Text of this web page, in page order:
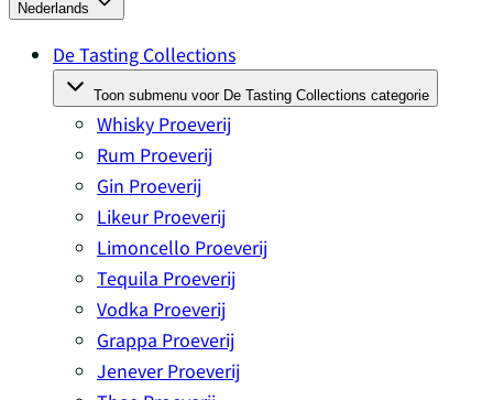
Nederlands
De Tasting Collections
Toon submenu voor De Tasting Collections categorie
Whisky Proeverij
Rum Proeverij
Gin Proeverij
Likeur Proeverij
Limoncello Proeverij
Tequila Proeverij
Vodka Proeverij
Grappa Proeverij
Jenever Proeverij